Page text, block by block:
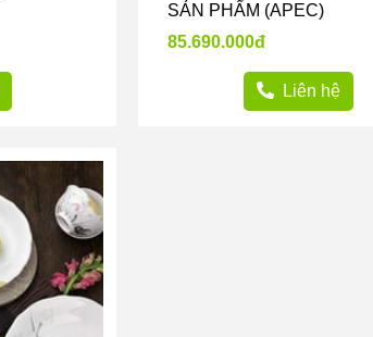
SẢN PHẨM (APEC)
85.690.000đ
Liên hệ